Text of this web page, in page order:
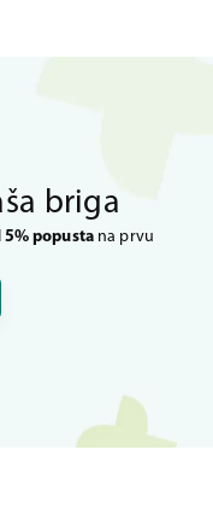
briga
popustana prvu